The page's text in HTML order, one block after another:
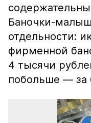
Баночки-
отдельности:
фирменной
4 тысячи
побольше — за